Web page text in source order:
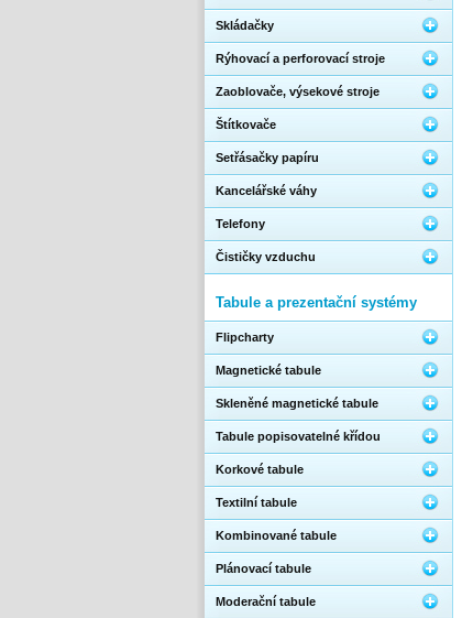
Skládačky
Rýhovací a perforovací stroje
Zaoblovače, výsekové stroje
Štítkovače
Setřásačky papíru
Kancelářské váhy
Telefony
Čističky vzduchu
Tabule a prezentační systémy
Flipcharty
Magnetické tabule
Skleněné magnetické tabule
Tabule popisovatelné křídou
Korkové tabule
Textilní tabule
Kombinované tabule
Plánovací tabule
Moderační tabule